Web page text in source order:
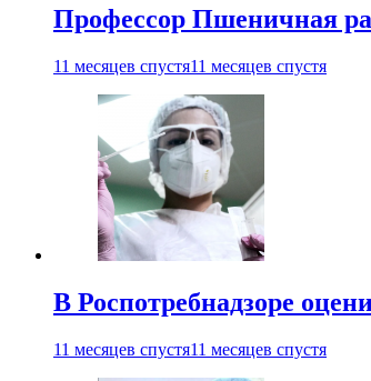
Профессор Пшеничная
11 месяцев спустя11 месяцев спустя
В Роспотребнадзоре
11 месяцев спустя11 месяцев спустя